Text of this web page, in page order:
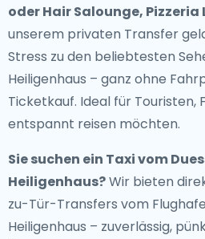
oder Hair Salounge, Pizzeria
unserem privaten Transfer
Stress zu den beliebtesten
Heiligenhaus – ganz ohne
Ticketkauf. Ideal für Touristen,
entspannt reisen möchten.
Sie suchen ein Taxi vom
Heiligenhaus?Wir bieten
zu-Tür-Transfers vom
Heiligenhaus – zuverlässig,